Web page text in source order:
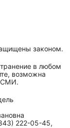
законом.
в любом
возможна
СМИ.
222-05-45,